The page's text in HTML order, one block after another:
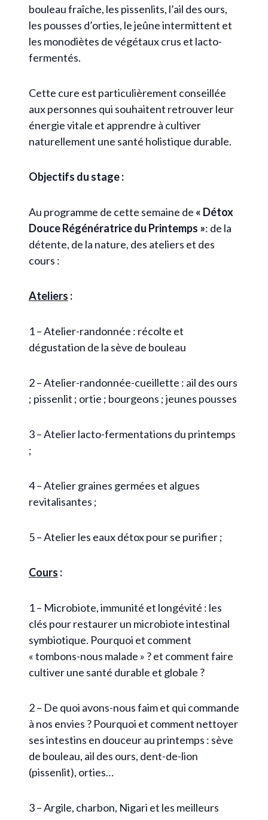
bouleau fraîche, les pissenlits, l’ail des ours,
les pousses d’orties, le jeûne intermittent et
les monodiètes de végétaux crus et lacto-
fermentés.
Cette cure est particulièrement conseillée
aux personnes qui souhaitent retrouver leur
énergie vitale et apprendre à cultiver
naturellement une santé holistique durable.
Objectifs du stage :
Au programme de cette semaine de « Détox
Douce Régénératrice du Printemps »: de la
détente, de la nature, des ateliers et des
cours :
Ateliers :
1 – Atelier-randonnée : récolte et
dégustation de la sève de bouleau
2 – Atelier-randonnée-cueillette : ail des ours
; pissenlit ; ortie ; bourgeons ; jeunes pousses
3 – Atelier lacto-fermentations du printemps
;
4 – Atelier graines germées et algues
revitalisantes ;
5 – Atelier les eaux détox pour se purifier ;
Cours :
1 – Microbiote, immunité et longévité : les
clés pour restaurer un microbiote intestinal
symbiotique. Pourquoi et comment
« tombons-nous malade » ? et comment faire
cultiver une santé durable et globale ?
2 – De quoi avons-nous faim et qui commande
à nos envies ? Pourquoi et comment nettoyer
ses intestins en douceur au printemps : sève
de bouleau, ail des ours, dent-de-lion
(pissenlit), orties…
3 – Argile, charbon, Nigari et les meilleurs